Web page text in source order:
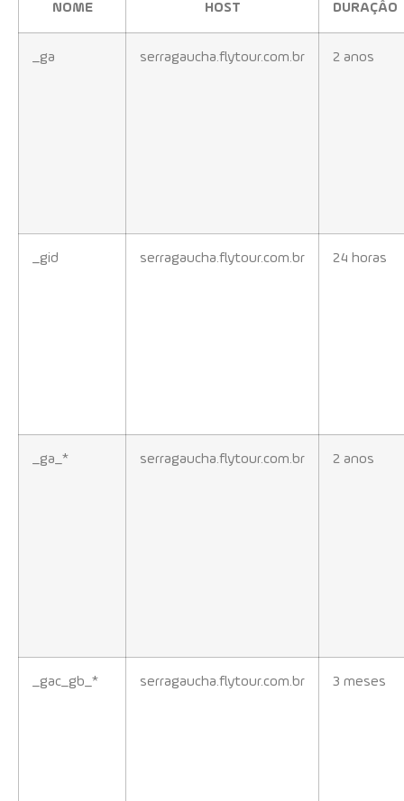
NOME HOST DURAÇÂO
_ga serragaucha.flytour.com.br 2 anos
_gid serragaucha.flytour.com.br 24 horas
_ga_* serragaucha.flytour.com.br 2 anos
_gac_gb_* serragaucha.flytour.com.br 3 meses